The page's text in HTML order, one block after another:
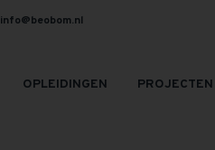
info@beobom.nl
OPLEIDINGEN PROJECTEN